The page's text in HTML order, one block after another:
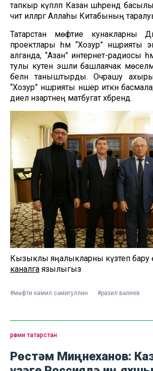
тапкыр күпләп Казан шәһәрендә
чит илләргә Аллаһы Китабының
Татарстан мөфтие кунакларны
проектлары һәм “Хозур” нәшрияты
алганда, “Азан” интернет-радиосы
тулы куәтенә эшли башлаячак
белән таныштырды. Очрашу
“Хозур” нәшрияты нәшер иткән
диелә нәзарәтнең матбугат хәбәрендә.
Кызыклы яңалыкларны күзәтеп бару
каналга язылыгыз
#мөфти камил сәмигуллин #разил вәлиев
рәсми татарстан
Рөстәм Миңнеханов: